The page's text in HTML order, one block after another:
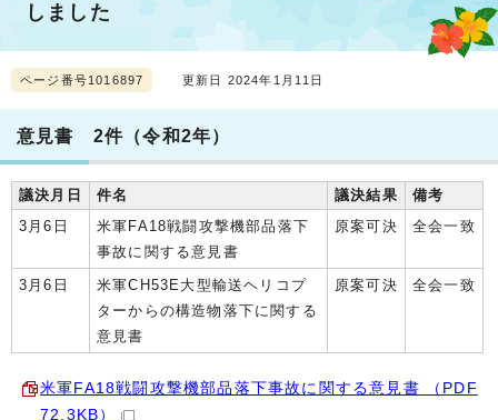
しました
ページ番号1016897 更新日 2024年1月11日
意見書 2件（令和2年）
議決月日 件名 議決結果
備考
3月6日
米軍FA18戦闘攻撃機部品落下
事故に関する意見書
原案可決 全会一致
3月6日
米軍CH53E大型輸送ヘリコプ
ターからの構造物落下に関する
意見書
原案可決 全会一致
米軍FA18戦闘攻撃機部品落下事故に関する意見書 （PDF
72.3KB）